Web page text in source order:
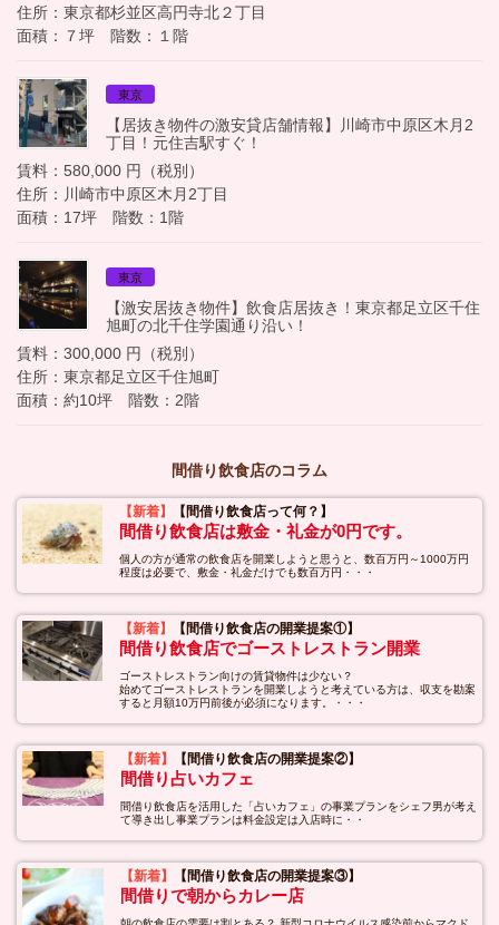
住所：東京都杉並区高円寺北２丁目
面積：７坪 階数：１階
東京
【居抜き物件の激安貸店舗情報】川崎市中原区木月2
丁目！元住吉駅すぐ！
賃料：580,000 円（税別）
住所：川崎市中原区木月2丁目
面積：17坪 階数：1階
東京
【激安居抜き物件】飲食店居抜き！東京都足立区千住
旭町の北千住学園通り沿い！
賃料：300,000 円（税別）
住所：東京都足立区千住旭町
面積：約10坪 階数：2階
間借り飲食店のコラム
【新着】 【間借り飲食店って何？】
間借り飲食店は敷金・礼金が0円です。
個人の方が通常の飲食店を開業しようと思うと、数百万円～1000万円
程度は必要で、敷金・礼金だけでも数百万円・・・
【新着】 【間借り飲食店の開業提案①】
間借り飲食店でゴーストレストラン開業
ゴーストレストラン向けの賃貸物件は少ない？
始めてゴーストレストランを開業しようと考えている方は、収支を勘案
すると月額10万円前後が必須になります。・・・
【新着】 【間借り飲食店の開業提案②】
間借り占いカフェ
間借り飲食店を活用した「占いカフェ」の事業プランをシェフ男が考え
て導き出し事業プランは料金設定は入店時に・・
【新着】 【間借り飲食店の開業提案③】
間借りで朝からカレー店